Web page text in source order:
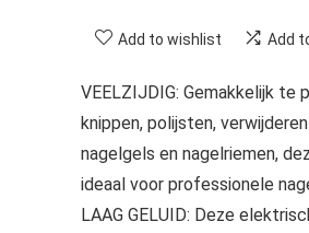
Add to wishlist Add
VEELZIJDIG: Gemakkelijk te
knippen, polijsten,
nagelgels en nagelriemen,
ideaal voor professionele
LAAG GELUID: Deze